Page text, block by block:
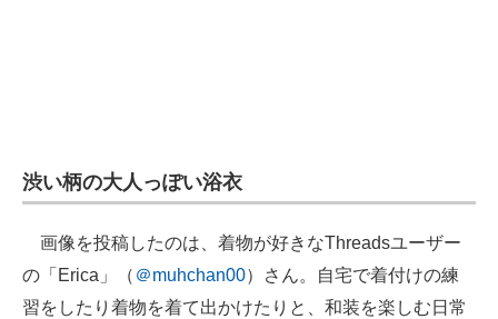
渋い柄の大人っぽい浴衣
画像を投稿したのは、着物が好きなThreadsユーザー
の「Erica」（ ＠muhchan00）さん。自宅で着付けの練
習をしたり着物を着て出かけたりと、和装を楽しむ日常